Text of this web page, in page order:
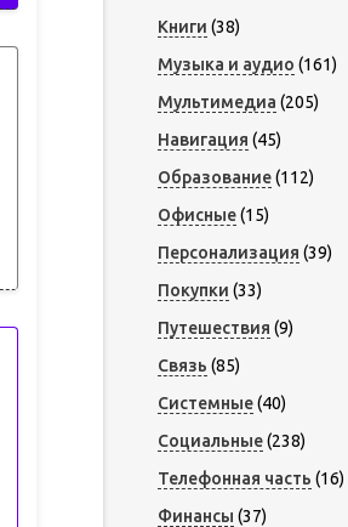
Книги (38)
Музыка и аудио (161)
Мультимедиа (205)
Навигация (45)
Образование(112)
Офисные(15)
Персонализация (39)
Покупки (33)
Путешествия (9)
Связь (85)
Системные(40)
Социальные(238)
Телефонная часть (16)
Финансы (37)